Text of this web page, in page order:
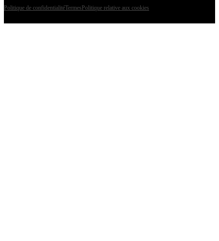
Politique de confidentialitéTermesPolitique relative aux cookies